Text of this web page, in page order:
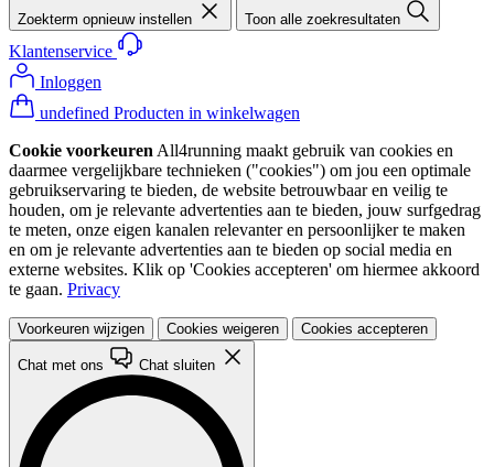
Zoekterm opnieuw instellen Toon alle zoekresultaten
Klantenservice
Inloggen
undefined Producten in winkelwagen
Cookie voorkeuren All4running maakt gebruik van cookies en
daarmee vergelijkbare technieken ("cookies") om jou een optimale
gebruikservaring te bieden, de website betrouwbaar en veilig te
houden, om je relevante advertenties aan te bieden, jouw surfgedrag
te meten, onze eigen kanalen relevanter en persoonlijker te maken
en om je relevante advertenties aan te bieden op social media en
externe websites. Klik op 'Cookies accepteren' om hiermee akkoord
te gaan. Privacy
Voorkeuren wijzigen Cookies weigeren Cookies accepteren
Chat met ons Chat sluiten